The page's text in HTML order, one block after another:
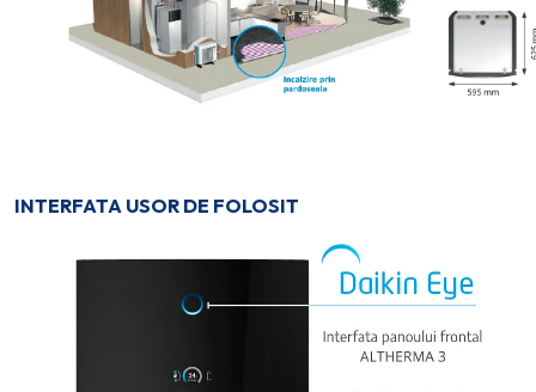
INTERFATA USOR DE FOLOSIT